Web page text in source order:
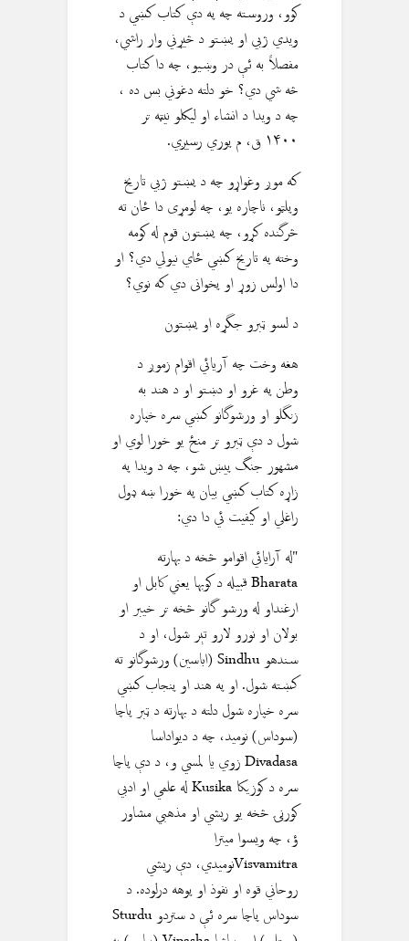
کوو، وروسته چه په دې کتاب کښي د
ويدي ژبي او پښتو د څيړني وار راشي،
مفصلاً به ئې در وښیو، چه دا کتاب
څه شي دي؟ خو دلته دغوني بس ده ،
چه د ويدا د انشاء او ليکلو نيټه تر
١۴٠٠ ق، م پوري رسيږي.
که موږ وغواړو چه د پښتو ژبي تاريخ
وپلټو، ناچاره یو، چه لومړی دا ځان ته
څرگنده کړو، چه پښتون قوم له کومه
وخته په تاريخ کښي ځاي نیولي دي؟ او
دا اولس زوړ او پخوانی دي که نوي؟
د لسو ټبرو جگړه او پښتون
هغه وخت چه آريائي اقوام زموږ د
وطن په غرو او دښتو او د هند به
زنگلو او ورشوگانو کښي سره خپاره
شول د دې ټبرو تر منځ يو خورا لوي او
مشهور جنگ پيښ شو، چه د ويدا په
زاړه کتاب کښي بيان په خورا ښه ډول
راغلي او كيفيت ئي دا دي:
"له آرايائي اقوامو څخه د بهارته
Bharata قبيله د كوبها يعني كابل او
ارغنداو له ورشو گانو څخه تر خیبر او
بولان او نورو لارو تېر شول، او د
سندهو Sindhu (اباسين) ورشوگانو ته
کښته شول. او په هند او پنجاب کښي
سره خپاره شول دلته د بهارته د ټبر پاچا
(سوداس) نومید، چه د ديواداسا
Divadasa زوي يا لمسي و، د دې پاچا
سره د كوزيكا Kusika له علمي او ادبي
کورنۍ څخه يو ريشي او مذهبي مشاور
ؤ، چه ویسوا ميترا
Visvamitraنوميدي، دې ريشي
روحاني قوه او نفوذ او پوهه درلوده. د
سوداس پاچا سره ئې د ستردو Sturdu